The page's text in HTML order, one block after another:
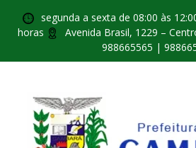
segunda a sexta de 08:00 às
horas
Avenida Brasil, 1229 –
988665565 |